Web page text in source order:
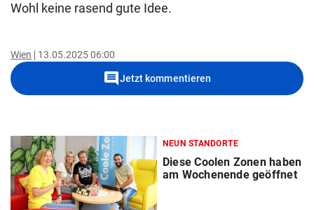
Wohl keine rasend gute Idee.
Wien 13.05.2025 06:00
commentJetzt kommentieren
NEUN STANDORTE
Diese Coolen Zonen haben
am Wochenende geöffnet